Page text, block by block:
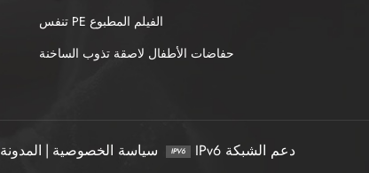
تنفس PE الفيلم المطبوع
حفاضات الأطفال لاصقة تذوب الساخنة
المدونة | سياسة الخصوصية IPv6 دعم الشبكة